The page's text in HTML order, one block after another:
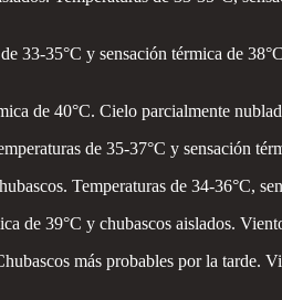
33-35°C y sensación térmica de
de 40°C. Cielo parcialmente
de 35-37°C y sensación
Temperaturas de 34-36°C,
de 39°C y chubascos aislados.
más probables por la tarde.